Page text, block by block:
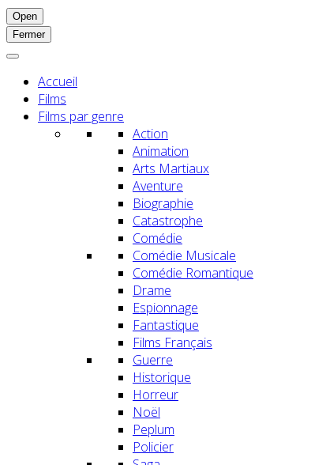
Open
Fermer
Accueil
Films
Films par genre
Action
Animation
Arts Martiaux
Aventure
Biographie
Catastrophe
Comédie
Comédie Musicale
Comédie Romantique
Drame
Espionnage
Fantastique
Films Français
Guerre
Historique
Horreur
Noël
Peplum
Policier